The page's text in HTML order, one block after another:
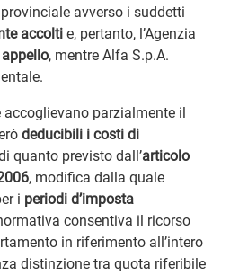
avverso i suddetti
accolti e, pertanto, l’Agenzia
appello, mentre Alfa S.p.A.
accoglievano parzialmente il
deducibili i costi di
quanto previsto dall’articolo
, modifica dalla quale
i periodi d’imposta
consentiva il ricorso
in riferimento all’intero
distinzione tra quota riferibile